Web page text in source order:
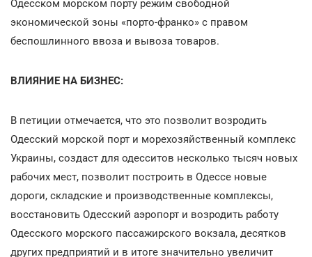
Одесском морском порту режим свободной
экономической зоны «порто-франко» с правом
беспошлинного ввоза и вывоза товаров.
ВЛИЯНИЕ НА БИЗНЕС:
В петиции отмечается, что это позволит возродить
Одесский морской порт и морехозяйственный комплекс
Украины, создаст для одесситов несколько тысяч новых
рабочих мест, позволит построить в Одессе новые
дороги, складские и производственные комплексы,
восстановить Одесский аэропорт и возродить работу
Одесского морского пассажирского вокзала, десятков
других предприятий и в итоге значительно увеличит